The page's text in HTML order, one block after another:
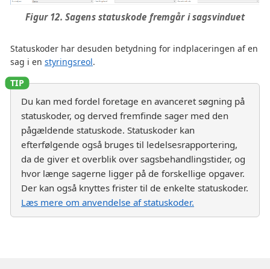
Figur 12. Sagens statuskode fremgår i sagsvinduet
Statuskoder har desuden betydning for indplaceringen af en
sag i en styringsreol.
Du kan med fordel foretage en avanceret søgning på
statuskoder, og derved fremfinde sager med den
pågældende statuskode. Statuskoder kan
efterfølgende også bruges til ledelsesrapportering,
da de giver et overblik over sagsbehandlingstider, og
hvor længe sagerne ligger på de forskellige opgaver.
Der kan også knyttes frister til de enkelte statuskoder.
Læs mere om anvendelse af statuskoder.